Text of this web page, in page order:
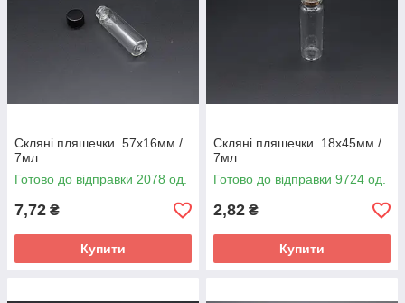
Скляні пляшечки. 57х16мм /
7мл
Готово до відправки 2078 од.
7,72 ₴
Купити
Скляні пляшечки. 18х45мм /
7мл
Готово до відправки 9724 од.
2,82 ₴
Купити